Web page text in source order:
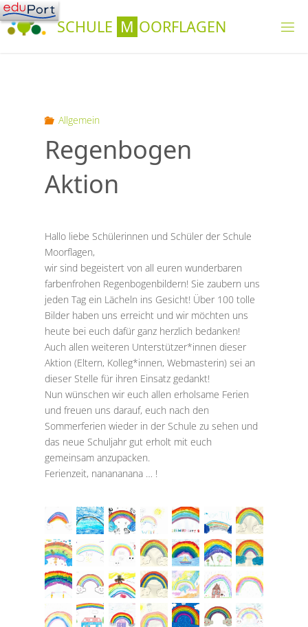
Skip
to
content
SCHULE M OORFLAGEN
Allgemein
Regenbogen
Aktion
Hallo liebe Schülerinnen und Schüler der Schule
Moorflagen,
wir sind begeistert von all euren wunderbaren
farbenfrohen Regenbogenbildern! Sie zaubern uns
jeden Tag ein Lächeln ins Gesicht! Über 100 tolle
Bilder haben uns erreicht und wir möchten uns
heute bei euch dafür ganz herzlich bedanken!
Auch allen weiteren Unterstützer*innen dieser
Aktion (Eltern, Kolleg*innen, Webmasterin) sei an
dieser Stelle für ihren Einsatz gedankt!
Nun wünschen wir euch allen erholsame Ferien
und freuen uns darauf, euch nach den
Sommerferien wieder in der Schule zu sehen und
das neue Schuljahr gut erholt mit euch
gemeinsam anzupacken.
Ferienzeit, nanananana … !